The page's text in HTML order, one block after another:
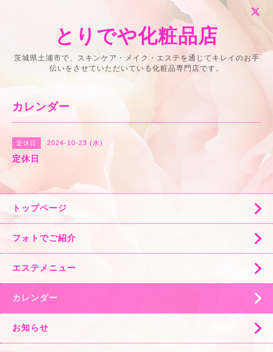
とりでや化粧品店
茨城県土浦市で、スキンケア・メイク・エステを通じてキレイのお手
伝いをさせていただいている化粧品専門店です。
カレンダー
定休日 2024-10-23 (水)
定休日
トップページ
フォトでご紹介
エステメニュー
カレンダー
お知らせ